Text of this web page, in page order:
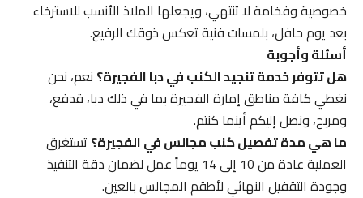
خصوصية وفخامة لا تنتهي، ويجعلها الملاذ الأنسب للاسترخاء
بعد يوم حافل، بلمسات فنية تعكس ذوقك الرفيع.
أسئلة وأجوبة
هل تتوفر خدمة تنجيد الكنب في دبا الفجيرة؟نعم، نحن
نغطي كافة مناطق إمارة الفجيرة بما في ذلك دبا، قدفع،
ومربح، ونصل إليكم أينما كنتم.
ما هي مدة تفصيل كنب مجالس في الفجيرة؟تستغرق
العملية عادة من 10 إلى 14 يوماً عمل لضمان دقة التنفيذ
وجودة التقفيل النهائي لأطقم المجالس بالعين.